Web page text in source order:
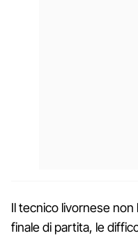
Il tecnico livornese
finale di partita, le